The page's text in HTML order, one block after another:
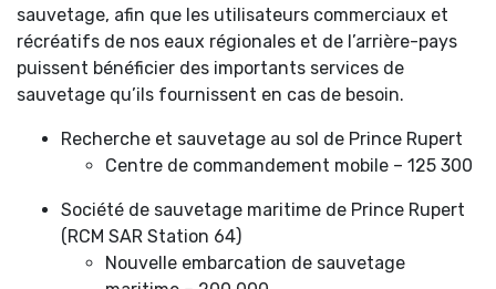
sauvetage, afin que les utilisateurs commerciaux et
récréatifs de nos eaux régionales et de l’arrière-pays
puissent bénéficier des importants services de
sauvetage qu’ils fournissent en cas de besoin.
Recherche et sauvetage au sol de Prince Rupert
Centre de commandement mobile – 125 300
Société de sauvetage maritime de Prince Rupert
(RCM SAR Station 64)
Nouvelle embarcation de sauvetage